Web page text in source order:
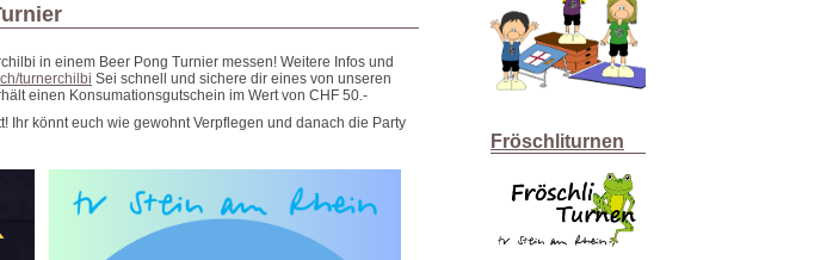
in einem Beer Pong Turnier messen! Weitere Infos und
turnerchilbi Sei schnell und sichere dir eines von unseren
einen Konsumationsgutschein im Wert von CHF 50.-
Ihr könnt euch wie gewohnt Verpflegen und danach die Party
Fröschliturnen